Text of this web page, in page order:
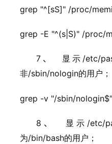
grep "^[sS]" /proc/
grep -E "^(s|S)" /proc/
7、 显示 /etc/
非/sbin/nologin的用户；
grep -v "/sbin/
8、 显示 /etc/
为/bin/bash的用户；